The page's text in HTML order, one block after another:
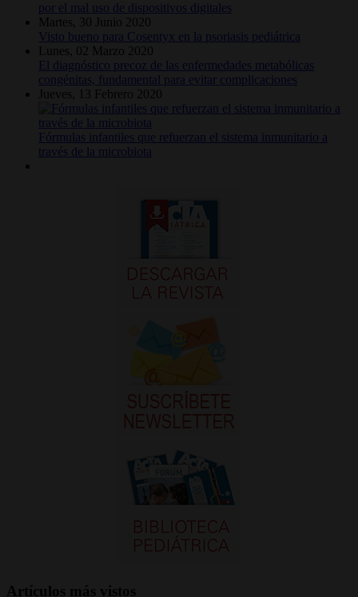
por el mal uso de dispositivos digitales
Martes, 30 Junio 2020
Visto bueno para Cosentyx en la psoriasis pediátrica
Lunes, 02 Marzo 2020
El diagnóstico precoz de las enfermedades metabólicas
congénitas, fundamental para evitar complicaciones
Jueves, 13 Febrero 2020
Fórmulas infantiles que refuerzan el sistema inmunitario a
través de la microbiota
Artículos más vistos